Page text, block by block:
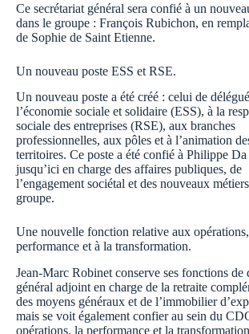
Ce secrétariat général sera confié à un
dans le groupe : François Rubichon, en
de Sophie de Saint Etienne.
Un nouveau poste ESS et RSE.
Un nouveau poste a été créé : celui de
l’économie sociale et solidaire (ESS), à la
sociale des entreprises (RSE), aux branches
professionnelles, aux pôles et à l’animation
territoires. Ce poste a été confié à Philippe Da
jusqu’ici en charge des affaires publiques, de
l’engagement sociétal et des nouveaux
groupe.
Une nouvelle fonction relative aux
performance et à la transformation.
Jean-Marc Robinet conserve ses fonctions de
général adjoint en charge de la retraite
des moyens généraux et de l’immobilier
mais se voit également confier au sein du
opérations, la performance et la